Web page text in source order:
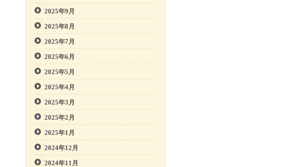
2025年9月
2025年8月
2025年7月
2025年6月
2025年5月
2025年4月
2025年3月
2025年2月
2025年1月
2024年12月
2024年11月